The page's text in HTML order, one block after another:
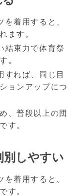
着用すると、
ます。
結束力で体育祭
。
すれば、同じ目
ョンアップにつ
、普段以上の団
す。
別しやすい
着用すると、
す。